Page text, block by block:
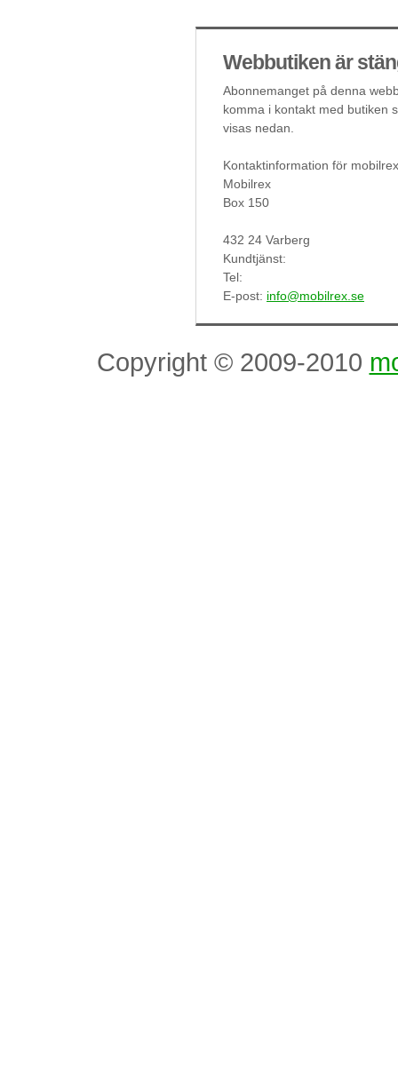
Webbutiken är
Abonnemanget på denna
komma i kontakt med butiken
visas nedan.
Kontaktinformation för mobilrex
Mobilrex
Box 150
432 24 Varberg
Kundtjänst:
Tel:
E-post: info@mobilrex.se
Copyright © 2009-2010